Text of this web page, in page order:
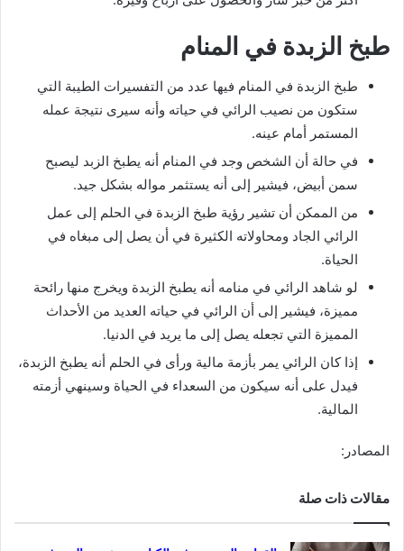
طبخ الزبدة في المنام
طبخ الزبدة في المنام فيها عدد من التفسيرات الطيبة التي
ستكون من نصيب الرائي في حياته وأنه سيرى نتيجة عمله
المستمر أمام عينه.
في حالة أن الشخص وجد في المنام أنه يطبخ الزبد ليصبح
سمن أبيض، فيشير إلى أنه يستثمر مواله بشكل جيد.
من الممكن أن تشير رؤية طبخ الزبدة في الحلم إلى عمل
الرائي الجاد ومحاولاته الكثيرة في أن يصل إلى مبغاه في
الحياة.
لو شاهد الرائي في منامه أنه يطبخ الزبدة ويخرج منها رائحة
مميزة، فيشير إلى أن الرائي في حياته العديد من الأحداث
المميزة التي تجعله يصل إلى ما يريد في الدنيا.
إذا كان الرائي يمر بأزمة مالية ورأى في الحلم أنه يطبخ الزبدة،
فيدل على أنه سيكون من السعداء في الحياة وسينهي أزمته
المالية.
المصادر:
مقالات ذات صلة